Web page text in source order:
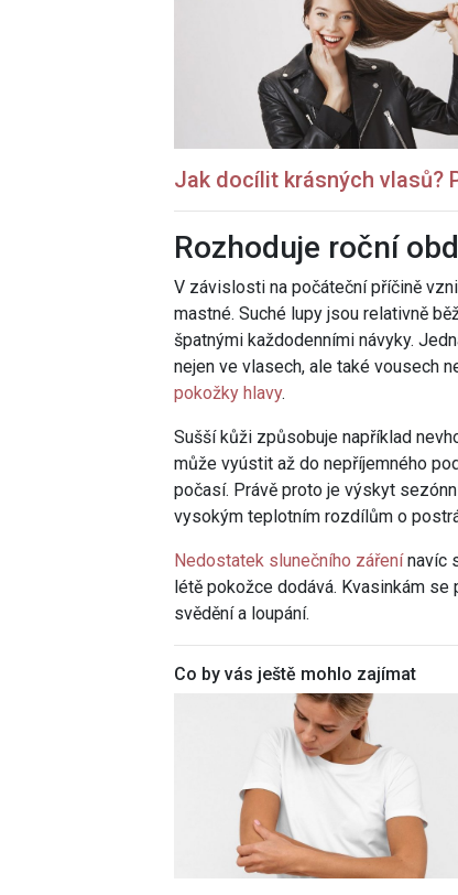
Jak docílit krásných vlasů?
Rozhoduje roční
V závislosti na počáteční příčině
mastné. Suché lupy jsou relativně
špatnými každodenními návyky.
nejen ve vlasech, ale také vousech
pokožky hlavy.
Sušší kůži způsobuje například
může vyústit až do nepříjemného
počasí. Právě proto je výskyt
vysokým teplotním rozdílům o
Nedostatek slunečního zářenínavíc
létě pokožce dodává. Kvasinkám
svědění a loupání.
Co by vás ještě mohlo zajímat